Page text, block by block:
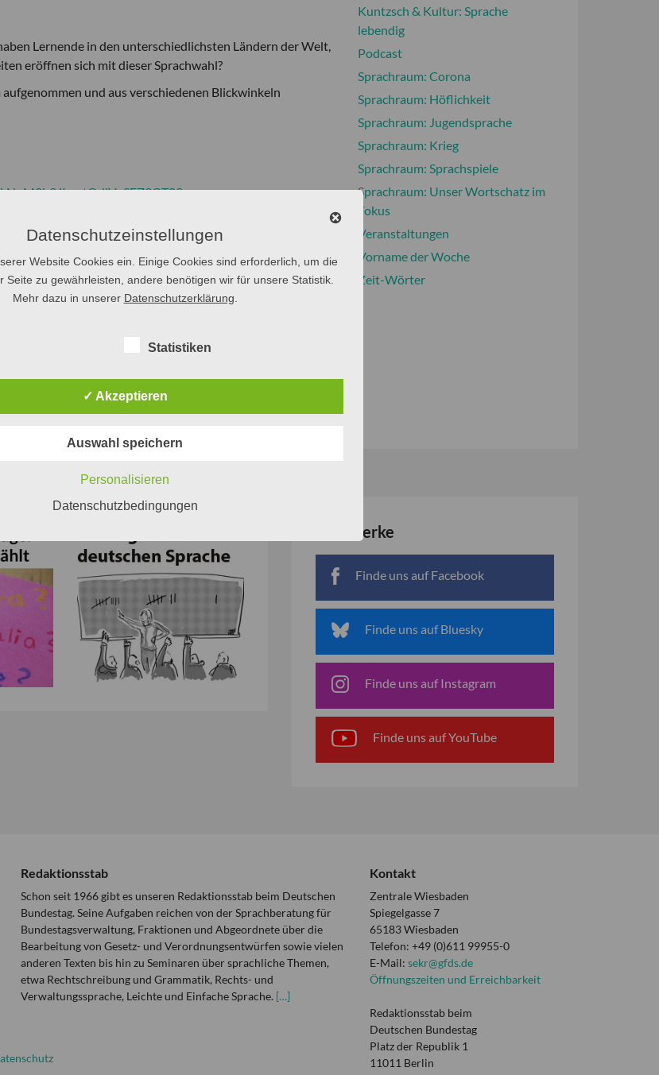
Lernende in den unterschiedlichsten Ländern der Welt,
eröffnen sich mit dieser Sprachwahl?
und aus verschiedenen Blickwinkeln
Kuntzsch & Kultur: Sprache
lebendig
Podcast
Sprachraum: Corona
Sprachraum: Höflichkeit
Sprachraum: Jugendsprache
Sprachraum: Krieg
Sprachraum: Sprachspiele
Sprachraum: Unser Wortschatz im
Fokus
Veranstaltungen
Vorname der Woche
Zeit-Wörter
Netzwerke
Finde uns auf Facebook
Finde uns auf Bluesky
Finde uns auf Instagram
Finde uns auf YouTube
Redaktionsstab
Schon seit 1966 gibt es unseren Redaktionsstab beim Deutschen
Bundestag. Seine Aufgaben reichen von der Sprachberatung für
Bundestagsverwaltung, Fraktionen und Abgeordnete über die
Bearbeitung von Gesetz- und Verordnungsentwürfen sowie vielen
anderen Texten bis hin zu Seminaren über sprachliche Themen,
etwa Rechtschreibung und Grammatik, Rechts- und
Verwaltungssprache, Leichte und Einfache Sprache. […]
Kontakt
Zentrale Wiesbaden
Spiegelgasse 7
65183 Wiesbaden
Telefon: +49 (0)611 99955-0
E-Mail: sekr@gfds.de
Öffnungszeiten und Erreichbarkeit
Redaktionsstab beim
Deutschen Bundestag
Platz der Republik 1
11011 Berlin
Datenschutzeinstellungen
Website Cookies ein. Einige Cookies sind erforderlich, um die
Seite zu gewährleisten, andere benötigen wir für unsere Statistik.
Mehr dazu in unserer Datenschutzerklärung
Statistiken
✓ Akzeptieren
Auswahl speichern
Personalisieren
Datenschutzbedingungen